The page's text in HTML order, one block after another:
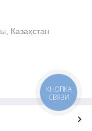
Казахстан
КНОПКА
СВЯЗИ